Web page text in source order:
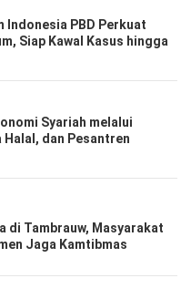
Indonesia PBD Perkuat
Siap Kawal Kasus hingga
Syariah melalui
Halal, dan Pesantren
di Tambrauw, Masyarakat
Jaga Kamtibmas